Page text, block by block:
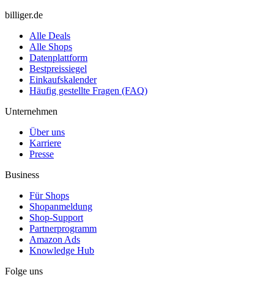
billiger.de
Alle Deals
Alle Shops
Datenplattform
Bestpreissiegel
Einkaufskalender
Häufig gestellte Fragen (FAQ)
Unternehmen
Über uns
Karriere
Presse
Business
Für Shops
Shopanmeldung
Shop-Support
Partnerprogramm
Amazon Ads
Knowledge Hub
Folge uns